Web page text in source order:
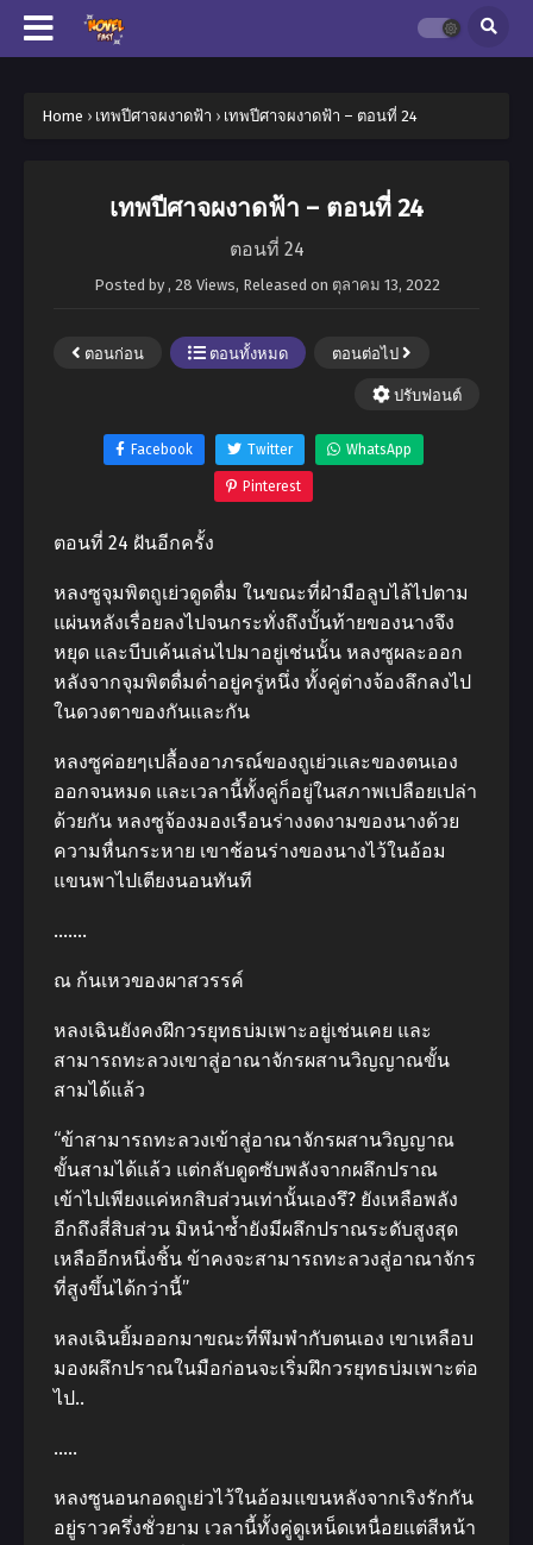
Home › เทพปีศาจผงาดฟ้า › เทพปีศาจผงาดฟ้า – ตอนที่ 24
เทพปีศาจผงาดฟ้า – ตอนที่ 24
ตอนที่ 24
Posted by , 28 Views, Released on ตุลาคม 13, 2022
ตอนก่อน ตอนทั้งหมด ตอนต่อไป
ปรับฟอนต์
Facebook Twitter WhatsApp
Pinterest
ตอนที่ 24 ฝันอีกครั้ง
หลงซูจุมพิตถูเย่วดูดดื่ม ในขณะที่ฝ่ามือลูบไล้ไปตาม
แผ่นหลังเรื่อยลงไปจนกระทั่งถึงบั้นท้ายของนางจึง
หยุด และบีบเค้นเล่นไปมาอยู่เช่นนั้น หลงซูผละออก
หลังจากจุมพิตดื่มด่ำอยู่ครู่หนึ่ง ทั้งคู่ต่างจ้องลึกลงไป
ในดวงตาของกันและกัน
หลงซูค่อยๆเปลื้องอาภรณ์ของถูเย่วและของตนเอง
ออกจนหมด และเวลานี้ทั้งคู่ก็อยู่ในสภาพเปลือยเปล่า
ด้วยกัน หลงซูจ้องมองเรือนร่างงดงามของนางด้วย
ความหื่นกระหาย เขาช้อนร่างของนางไว้ในอ้อม
แขนพาไปเตียงนอนทันที
…….
ณ ก้นเหวของผาสวรรค์
หลงเฉินยังคงฝึกวรยุทธบ่มเพาะอยู่เช่นเคย และ
สามารถทะลวงเขาสู่อาณาจักรผสานวิญญาณขั้น
สามได้แล้ว
“ข้าสามารถทะลวงเข้าสู่อาณาจักรผสานวิญญาณ
ขั้นสามได้แล้ว แต่กลับดูดซับพลังจากผลึกปราณ
เข้าไปเพียงแค่หกสิบส่วนเท่านั้นเองรึ? ยังเหลือพลัง
อีกถึงสี่สิบส่วน มิหนำซ้ำยังมีผลึกปราณระดับสูงสุด
เหลืออีกหนึ่งชิ้น ข้าคงจะสามารถทะลวงสู่อาณาจักร
ที่สูงขึ้นได้กว่านี้”
หลงเฉินยิ้มออกมาขณะที่พึมพำกับตนเอง เขาเหลือบ
มองผลึกปราณในมือก่อนจะเริ่มฝึกวรยุทธบ่มเพาะต่อ
ไป..
…..
หลงซูนอนกอดถูเย่วไว้ในอ้อมแขนหลังจากเริงรักกัน
อยู่ราวครึ่งชั่วยาม เวลานี้ทั้งคู่ดูเหน็ดเหนื่อยแต่สีหน้า